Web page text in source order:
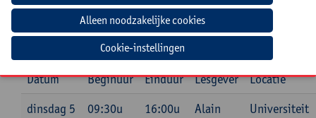
Alain Noëz, Regiocoördinator (Mechelen/Brussel),
Pedagogische begeleiding, Katholiek Onderwijs
Datum
Beginuur Einduur Lesgever
Locatie
dinsdag 5
09:30u 16:00u
Alain
Universiteit
Cookie-instellingen